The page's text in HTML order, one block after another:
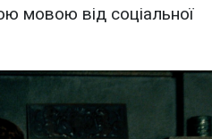
мовою від соціальної